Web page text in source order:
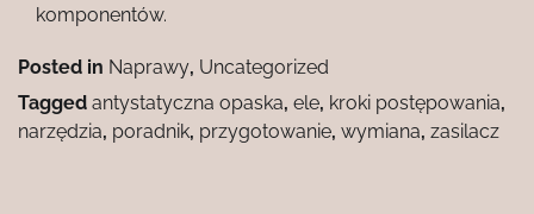
komponentów.
Posted in Naprawy, Uncategorized
Tagged antystatyczna opaska, ele, kroki postępowania,
narzędzia, poradnik, przygotowanie, wymiana, zasilacz